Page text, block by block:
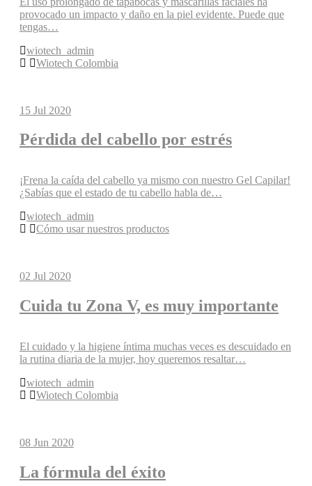
provocado un impacto y daño en la piel evidente. Puede que
tengas…
wiotech_admin
Wiotech Colombia
15 Jul 2020
Pérdida del cabello por estrés
¡Frena la caída del cabello ya mismo con nuestro Gel Capilar!
¿Sabías que el estado de tu cabello habla de…
wiotech_admin
Cómo usar nuestros productos
02 Jul 2020
Cuida tu Zona V, es muy importante
El cuidado y la higiene íntima muchas veces es descuidado en
la rutina diaria de la mujer, hoy queremos resaltar…
wiotech_admin
Wiotech Colombia
08 Jun 2020
La fórmula del éxito